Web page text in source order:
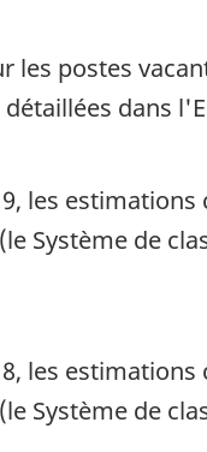
les postes
dans
les
Système de
les
Système de